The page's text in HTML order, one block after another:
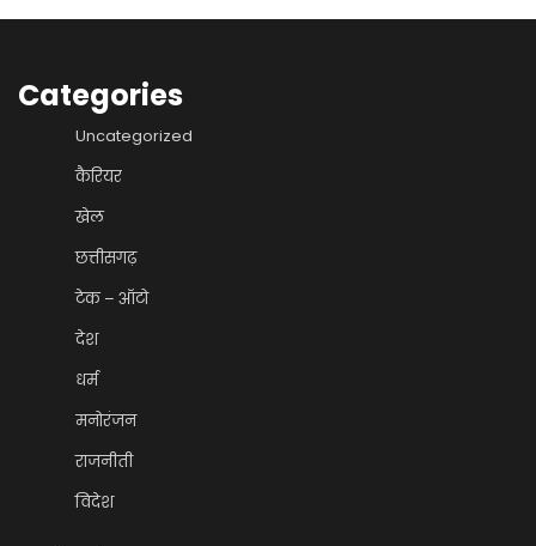
Categories
Uncategorized
कैरियर
खेल
छत्तीसगढ़
टेक – ऑटो
देश
धर्म
मनोरंजन
राजनीती
विदेश